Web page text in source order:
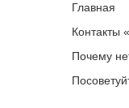
Главная
Контакты
Почему